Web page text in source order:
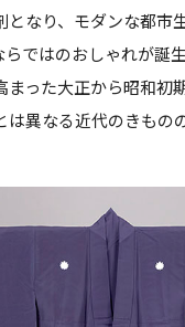
となり、モダンな都市
らではのおしゃれが誕
まった大正から昭和初
は異なる近代のきもの